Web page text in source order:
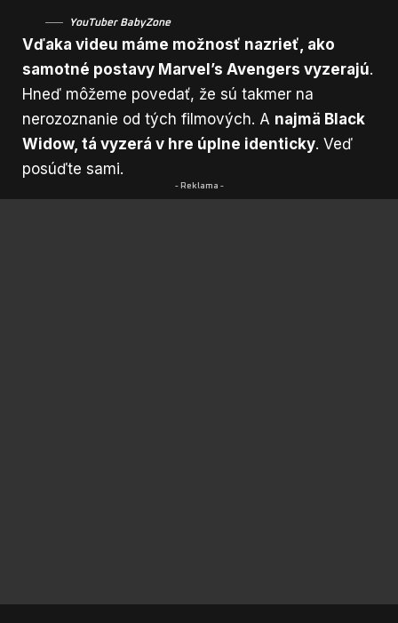
YouTuber BabyZone
Vďaka videu máme možnosť nazrieť, ako
samotné postavy Marvel’s Avengers vyzerajú.
Hneď môžeme povedať, že sú takmer na
nerozoznanie od tých filmových. A najmä Black
Widow, tá vyzerá v hre úplne identicky. Veď
posúďte sami.
- Reklama -